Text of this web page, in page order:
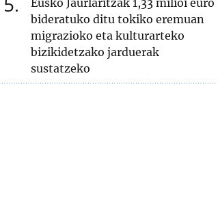
Eusko Jaurlaritzak 1,33 milioi euro
bideratuko ditu tokiko eremuan
migrazioko eta kulturarteko
bizikidetzako jarduerak
sustatzeko